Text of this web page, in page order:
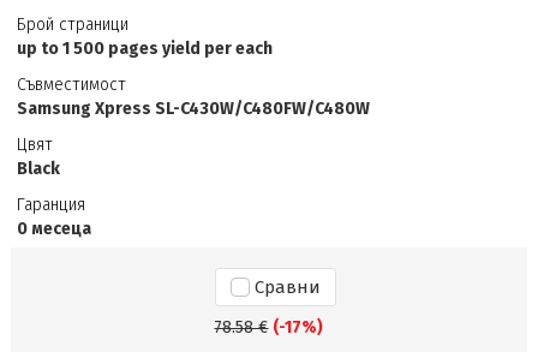
Брой страници
up to 1 500 pages yield per each
Съвместимост
Samsung Xpress SL-C430W/C480FW/C480W
Цвят
Black
Гаранция
0 месеца
Сравни
78.58 € (-17%)